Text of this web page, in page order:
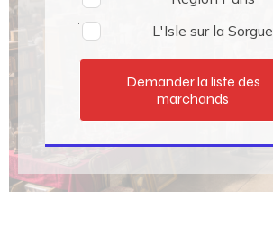
L'Isle sur la Sorgue
Demander la liste des
marchands